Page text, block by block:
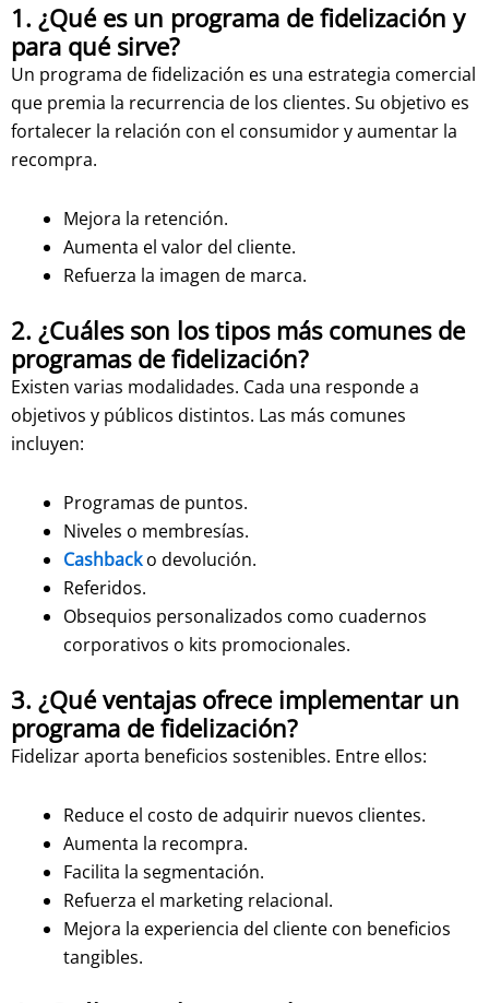
1. ¿Qué es un programa de fidelización y
para qué sirve?
Un programa de fidelización es una estrategia comercial
que premia la recurrencia de los clientes. Su objetivo es
fortalecer la relación con el consumidor y aumentar la
recompra.
Mejora la retención.
Aumenta el valor del cliente.
Refuerza la imagen de marca.
2. ¿Cuáles son los tipos más comunes de
programas de fidelización?
Existen varias modalidades. Cada una responde a
objetivos y públicos distintos. Las más comunes
incluyen:
Programas de puntos.
Niveles o membresías.
Cashbacko devolución.
Referidos.
Obsequios personalizados como cuadernos
corporativos o kits promocionales.
3. ¿Qué ventajas ofrece implementar un
programa de fidelización?
Fidelizar aporta beneficios sostenibles. Entre ellos:
Reduce el costo de adquirir nuevos clientes.
Aumenta la recompra.
Facilita la segmentación.
Refuerza el marketing relacional.
Mejora la experiencia del cliente con beneficios
tangibles.